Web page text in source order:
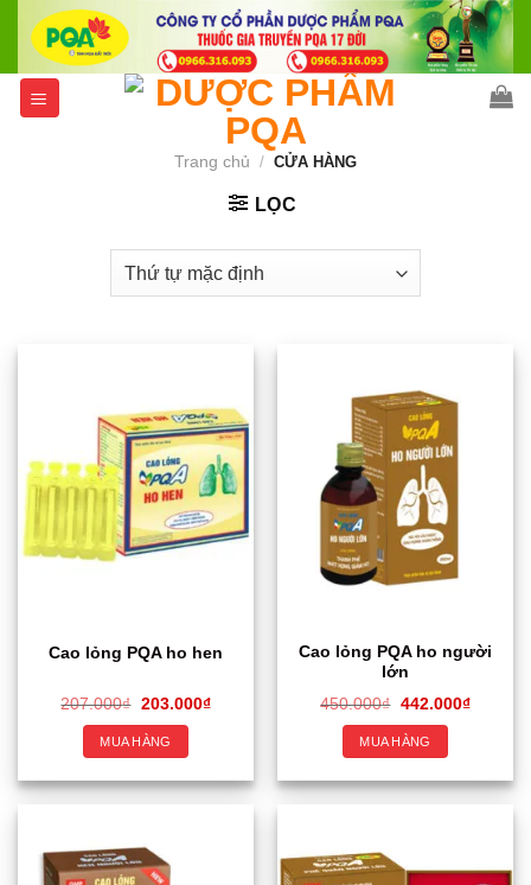
content
Trang chủ / CỬA HÀNG
LỌC
Cao lỏng PQA ho hen
207.000₫ 203.000₫
MUA HÀNG
Cao lỏng PQA ho người
lớn
450.000₫ 442.000₫
MUA HÀNG